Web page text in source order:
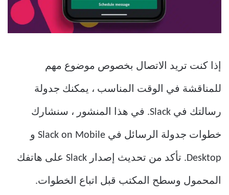
إذا كنت تريد الاتصال بخصوص موضوع مهم
للمناقشة في الوقت المناسب ، يمكنك جدولة
رسالتك في Slack. في هذا المنشور ، سنشارك
خطوات جدولة الرسائل في Slack on Mobile و
Desktop. تأكد من تحديث إصدار Slack على هاتفك
المحمول وسطح المكتب قبل اتباع الخطوات.